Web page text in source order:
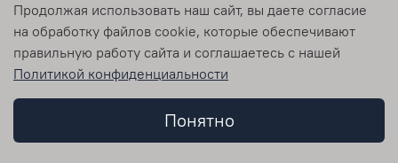
© 2009-2026 vipnabor.ru Любое использование контента без
письменного разрешения запрещено
Продолжая использовать наш сайт, вы даете согласие
на обработку файлов cookie, которые обеспечивают
правильную работу сайта и соглашаетесь с нашей
Политикой конфиденциальности
Понятно